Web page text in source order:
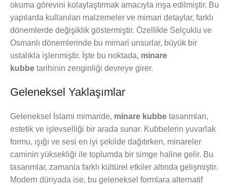
okuma görevini kolaylaştırmak amacıyla inşa edilmiştir. Bu
yapılarda kullanılan malzemeler ve mimari detaylar, farklı
dönemlerde değişiklik göstermiştir. Özellikle Selçuklu ve
Osmanlı dönemlerinde bu mimari unsurlar, büyük bir
ustalıkla işlenmiştir. İşte bu noktada, minare
kubbe tarihinin zenginliği devreye girer.
Geleneksel Yaklaşımlar
Geleneksel İslami mimaride, minare kubbe tasarımları,
estetik ve işlevselliği bir arada sunar. Kubbelerin yuvarlak
formu, ışığı ve sesi en iyi şekilde dağıtırken, minareler
caminin yüksekliği ile toplumda bir simge haline gelir. Bu
tasarımlar, zamanla farklı kültürel etkiler altında gelişmiştir.
Modern dünyada ise, bu geleneksel formlara alternatif